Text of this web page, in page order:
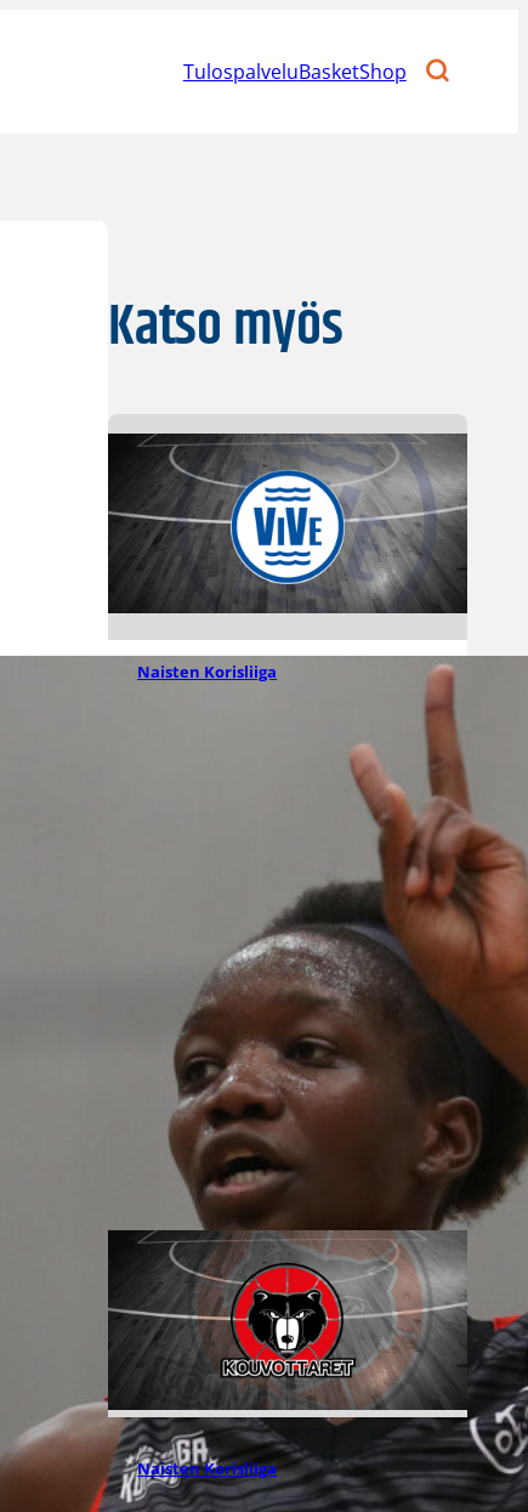
TulospalveluBasketShop
Katso myös
Naisten Korisliiga
Melanie Hoyt
sentteriksi
Naisten Korisliiga-kauteen
valmistautuva Vimpelin Veto on
tehnyt pelaajasopimuksen
yhdysvaltalaispelaaja Melanie
Hoytin kanssa.
Naisten Korisliiga28.07.2026 15:59